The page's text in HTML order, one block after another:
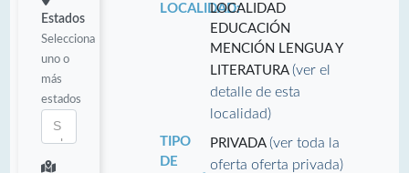
Estados
Selecciona
uno o
más
estados
LOCALIDAD:LOCALIDAD
EDUCACIÓN
MENCIÓN LENGUA Y
LITERATURA(ver el
detalle de esta
localidad)
TIPO
DE
PRIVADA(ver toda la
oferta oferta privada)